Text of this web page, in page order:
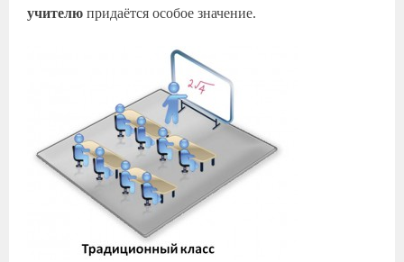
учителю придаётся особое значение.